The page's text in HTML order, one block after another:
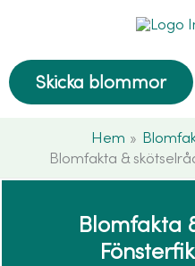
innehållSkicka blommor
Hem
Blomfakta &
Blomfakta